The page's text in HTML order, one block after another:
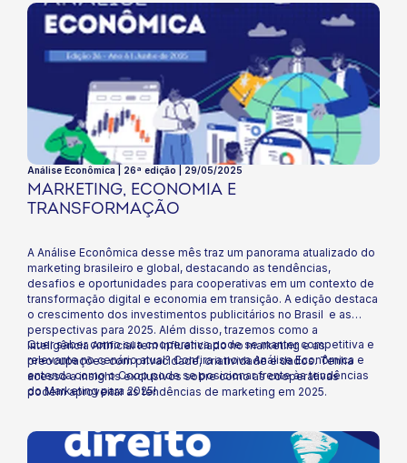
Análise Econômica | 26ª edição | 29/05/2025
MARKETING, ECONOMIA E
TRANSFORMAÇÃO
A Análise Econômica desse mês traz um panorama atualizado do
marketing brasileiro e global, destacando as tendências,
desafios e oportunidades para cooperativas em um contexto de
transformação digital e economia em transição. A edição destaca
o crescimento dos investimentos publicitários no Brasil e as
perspectivas para 2025. Além disso, trazemos como a
Inteligência Artificial tem influenciado no marketing e as
preocupações com privacidade, criatividade e dados. Tenha
acesso a insights exclusivos sobre como as cooperativas
podem aproveitar as tendências de marketing em 2025.
Quer saber como sua cooperativa pode se manter competitiva e
relevante no cenário atual? Confira a nova Análise Econômica e
entenda como o Coop pode se posicionar frente às tendências
do Marketing para 2025!